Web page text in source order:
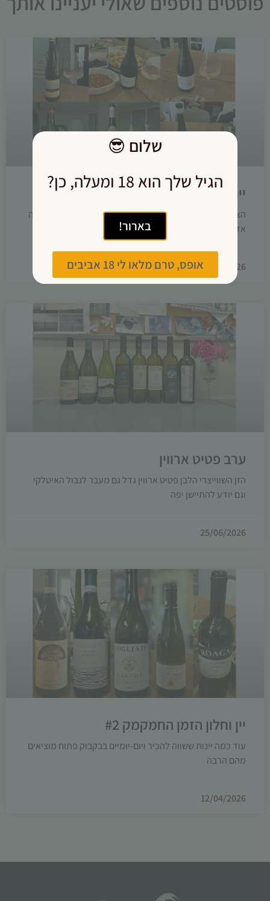
יינות לתחילת הקיץ
הצטברו אצלי הרבה רשמים, והכיוון לאחרונה כלל דווקא הרבה
אדומים, שהימים החמים לא הרתיעו אותם.
08/07/2026
ערב פטיט ארווין
הזן השווייצרי הלבן פטיט ארווין גדל גם מעבר לגבול האיטלקי
וגם יודע להתיישן יפה
25/06/2026
יין וחלון הזמן החמקמק #2
עוד כמה יינות ששווה להכיר ויום-יומיים בבקבוק פתוח מוציאים
מהם הרבה
12/04/2026
שלום 😎
הגיל שלך הוא 18 ומעלה, כן?
בארור!
אופס, טרם מלאו לי 18 אביבים